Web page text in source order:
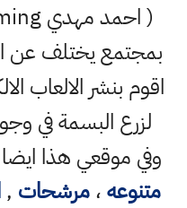
بمجتمع يختلف عن
اقوم بنشر الالعاب
لزرع البسمة في
وفي موقعي هذا
متنوعه،مرشحات ,